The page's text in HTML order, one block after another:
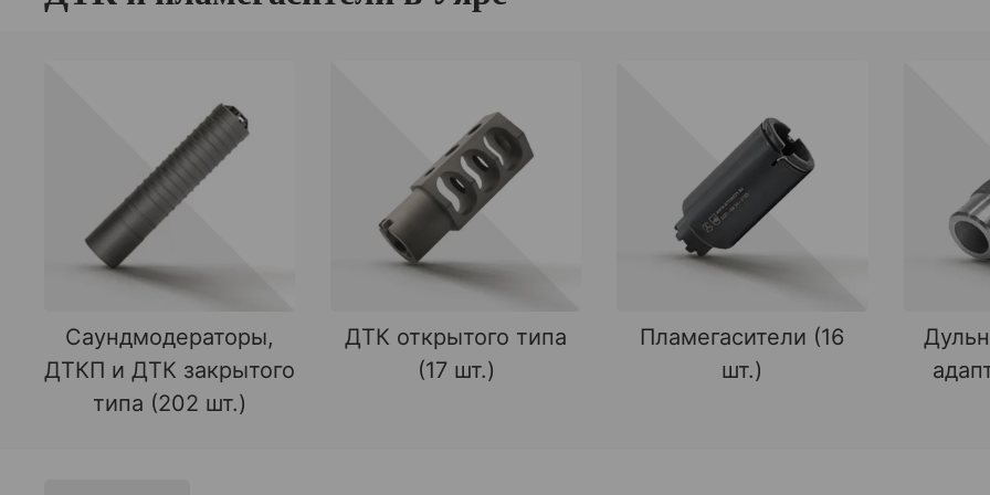
Саундмодераторы,
ДТКП и ДТК закрытого
типа (202 шт.)
ДТК открытого типа
(17 шт.)
Пламегасители (16
шт.)